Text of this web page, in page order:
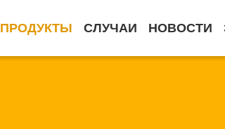
ПРОДУКТЫ СЛУЧАИ НОВОСТИ